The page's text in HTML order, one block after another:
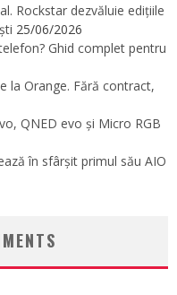
Rockstar dezvăluie edițiile
25/06/2026
Ghid complet pentru
la Orange. Fără contract,
QNED evo și Micro RGB
în sfârșit primul său AIO